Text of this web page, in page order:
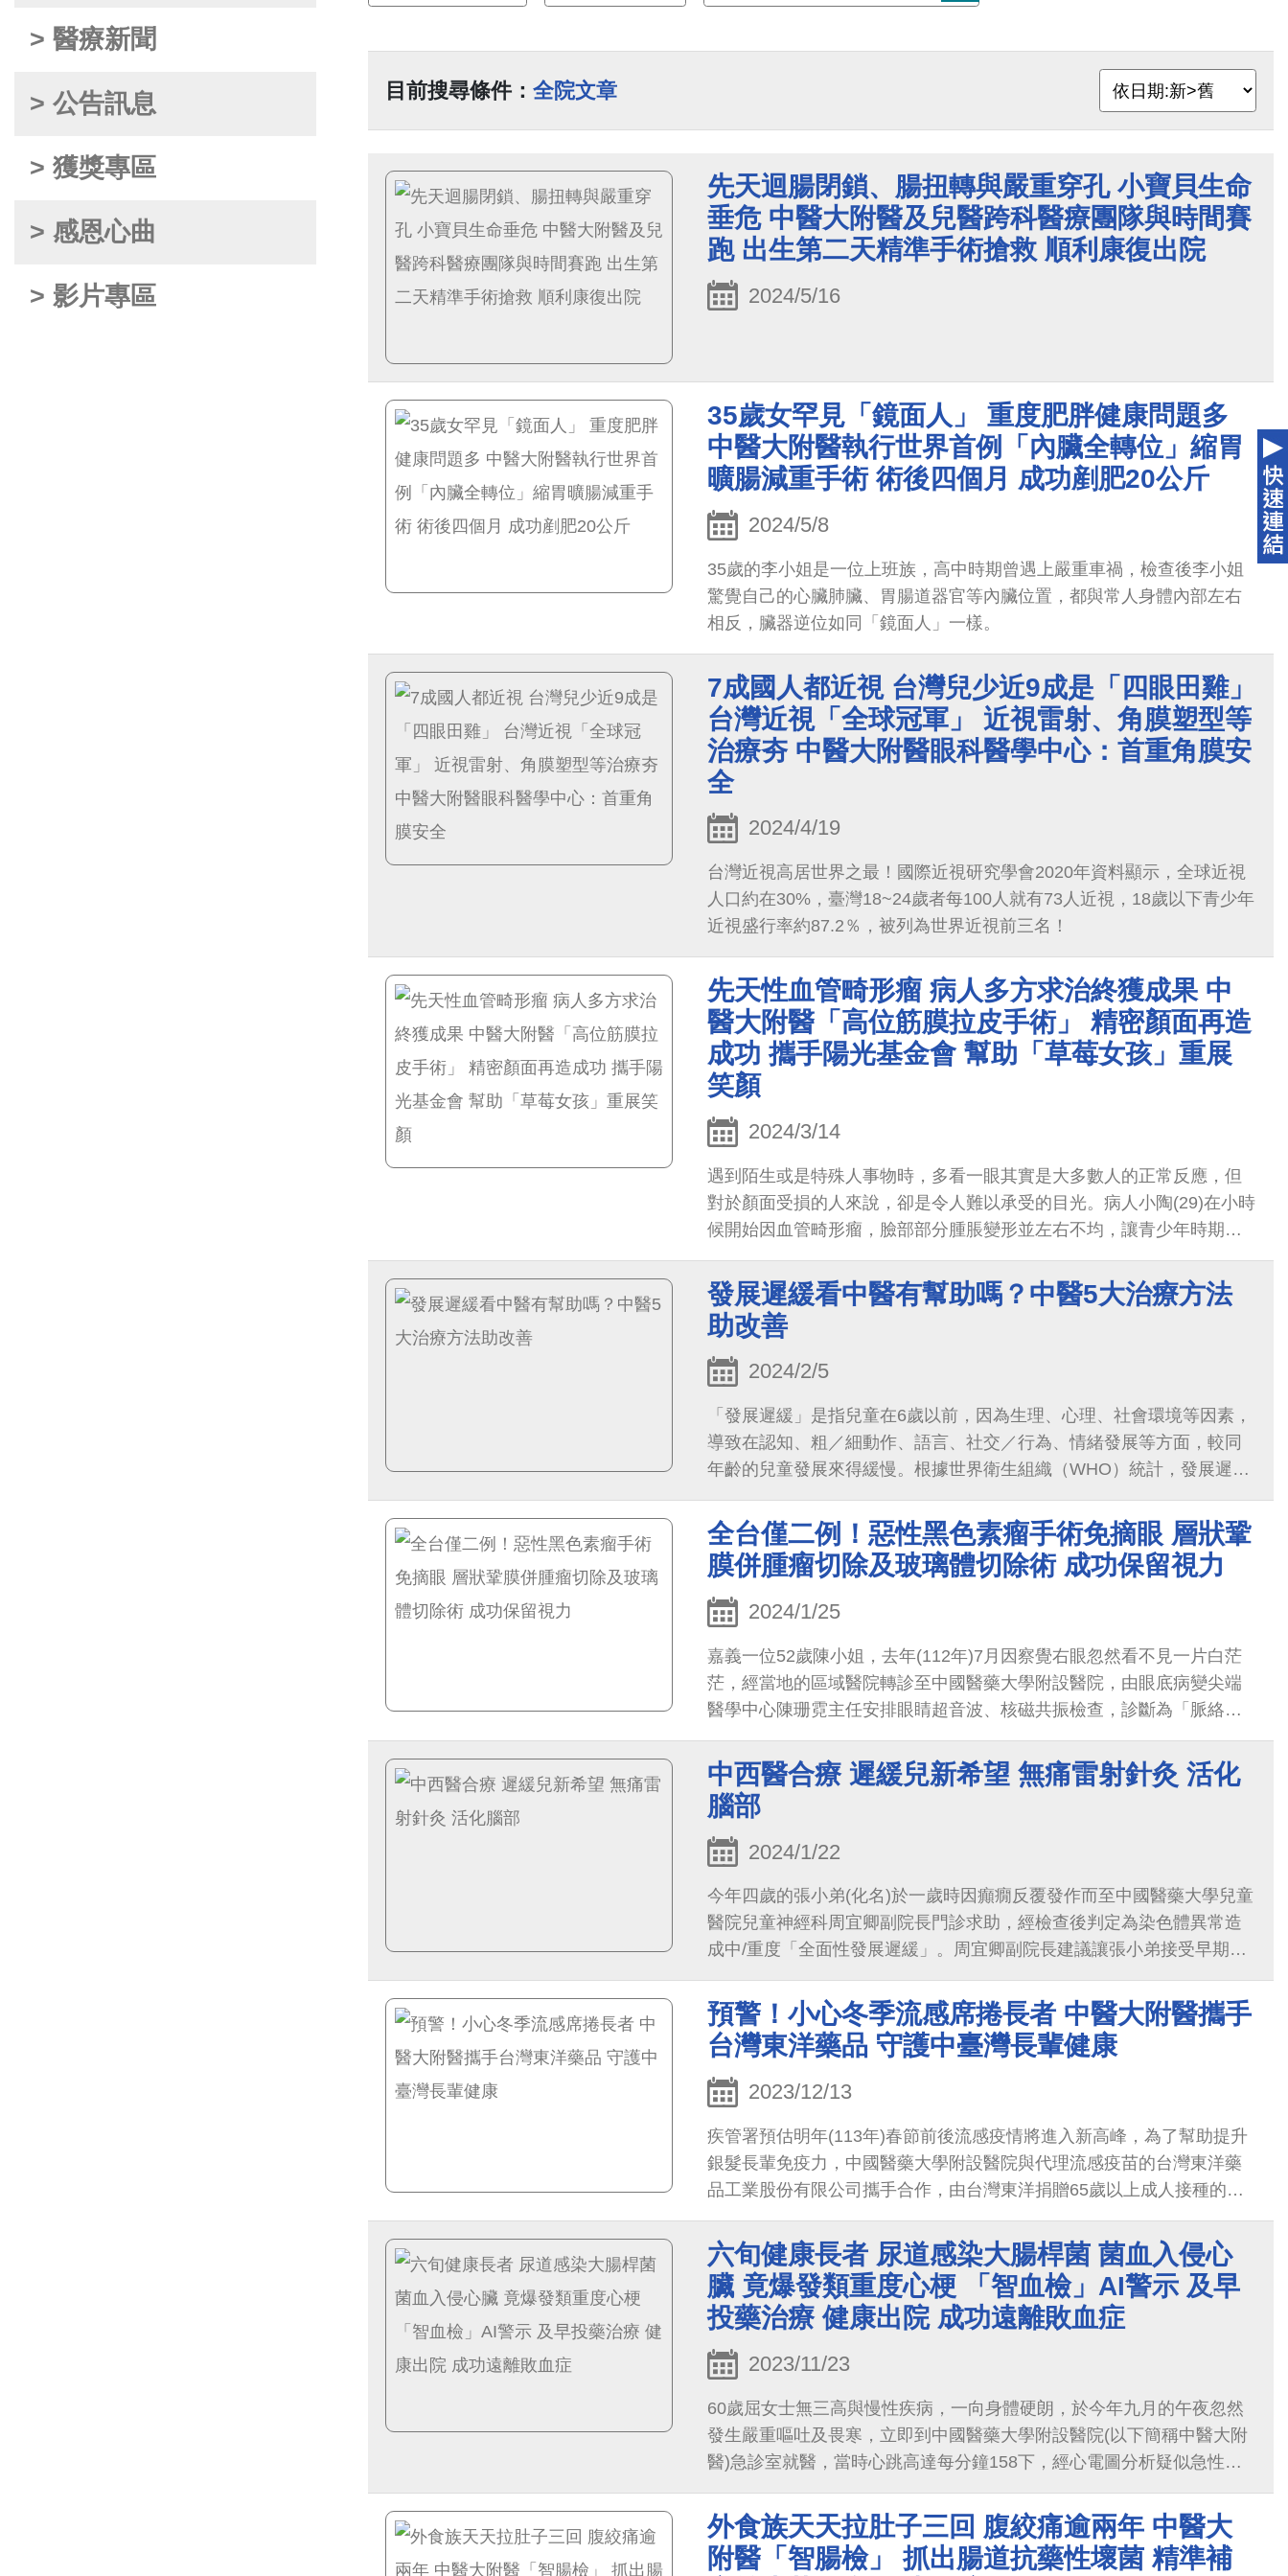
> 醫療新聞
> 公告訊息
> 獲獎專區
> 感恩心曲
> 影片專區
目前搜尋條件： 全院文章
先天迴腸閉鎖、腸扭轉與嚴重穿孔 小寶貝生命
垂危 中醫大附醫及兒醫跨科醫療團隊與時間賽
跑 出生第二天精準手術搶救 順利康復出院
2024/5/16
35歲女罕見「鏡面人」 重度肥胖健康問題多
中醫大附醫執行世界首例「內臟全轉位」縮胃
曠腸減重手術 術後四個月 成功剷肥20公斤
2024/5/8
35歲的李小姐是一位上班族，高中時期曾遇上嚴重車禍，檢查後李小姐
驚覺自己的心臟肺臟、胃腸道器官等內臟位置，都與常人身體內部左右
相反，臟器逆位如同「鏡面人」一樣。
7成國人都近視 台灣兒少近9成是「四眼田雞」
台灣近視「全球冠軍」 近視雷射、角膜塑型等
治療夯 中醫大附醫眼科醫學中心：首重角膜安
全
2024/4/19
台灣近視高居世界之最！國際近視研究學會2020年資料顯示，全球近視
人口約在30%，臺灣18~24歲者每100人就有73人近視，18歲以下青少年
近視盛行率約87.2％，被列為世界近視前三名！
先天性血管畸形瘤 病人多方求治終獲成果 中
醫大附醫「高位筋膜拉皮手術」 精密顏面再造
成功 攜手陽光基金會 幫助「草莓女孩」重展
笑顏
2024/3/14
遇到陌生或是特殊人事物時，多看一眼其實是大多數人的正常反應，但
對於顏面受損的人來說，卻是令人難以承受的目光。病人小陶(29)在小時
候開始因血管畸形瘤，臉部部分腫脹變形並左右不均，讓青少年時期的
她不愛拍照，也常引來同學間的好奇，生活上極為困擾。
發展遲緩看中醫有幫助嗎？中醫5大治療方法
助改善
2024/2/5
「發展遲緩」是指兒童在6歲以前，因為生理、心理、社會環境等因素，
導致在認知、粗／細動作、語言、社交／行為、情緒發展等方面，較同
年齡的兒童發展來得緩慢。根據世界衛生組織（WHO）統計，發展遲緩
的發生率約為6～8％...
全台僅二例！惡性黑色素瘤手術免摘眼 層狀鞏
膜併腫瘤切除及玻璃體切除術 成功保留視力
2024/1/25
嘉義一位52歲陳小姐，去年(112年)7月因察覺右眼忽然看不見一片白茫
茫，經當地的區域醫院轉診至中國醫藥大學附設醫院，由眼底病變尖端
醫學中心陳珊霓主任安排眼睛超音波、核磁共振檢查，診斷為「脈絡膜
腫瘤」後立即進行腹部超音波與腫瘤掃描(Whole Body Gallium Scan)，
確認腫瘤並無全身轉移。陳小姐於同年11月接受微創玻璃體切除與層狀
鞏膜暨脈絡膜腫瘤移除手術，成功保留完整眼球，也保存相當程度的視
力。
中西醫合療 遲緩兒新希望 無痛雷射針灸 活化
腦部
2024/1/22
今年四歲的張小弟(化名)於一歲時因癲癇反覆發作而至中國醫藥大學兒童
醫院兒童神經科周宜卿副院長門診求助，經檢查後判定為染色體異常造
成中/重度「全面性發展遲緩」。周宜卿副院長建議讓張小弟接受早期療
育，並於112年5月起在中國醫藥大學附設醫院中醫兒科許有志醫師的門
診接受每周一至兩次的傳統針灸合併無痛雷射針灸治療。
預警！小心冬季流感席捲長者 中醫大附醫攜手
台灣東洋藥品 守護中臺灣長輩健康
2023/12/13
疾管署預估明年(113年)春節前後流感疫情將進入新高峰，為了幫助提升
銀髮長輩免疫力，中國醫藥大學附設醫院與代理流感疫苗的台灣東洋藥
品工業股份有限公司攜手合作，由台灣東洋捐贈65歲以上成人接種的四
價流感疫苗，自12月26日起在中醫大附醫家醫科門診區施打，第一波以
社區獨居老人、弱勢家庭長者、以及醫院志工為優先關懷對象施打，打
造更安全的防護力。
六旬健康長者 尿道感染大腸桿菌 菌血入侵心
臟 竟爆發類重度心梗 「智血檢」AI警示 及早
投藥治療 健康出院 成功遠離敗血症
2023/11/23
60歲屈女士無三高與慢性疾病，一向身體硬朗，於今年九月的午夜忽然
發生嚴重嘔吐及畏寒，立即到中國醫藥大學附設醫院(以下簡稱中醫大附
醫)急診室就醫，當時心跳高達每分鐘158下，經心電圖分析疑似急性心
急性心梗，急診部施宏謀副主任立即啟動搶救性心導管治療，並同步將
常規抽血送往「智血檢」AI平台分析血液血球
外食族天天拉肚子三回 腹絞痛逾兩年 中醫大
附醫「智腸檢」 抓出腸道抗藥性壞菌 精準補